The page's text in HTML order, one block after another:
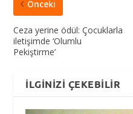
Önceki
Ceza yerine ödül: Çocuklarla
iletişimde ‘Olumlu
Pekiştirme’
İLGINIZI ÇEKEBILIR